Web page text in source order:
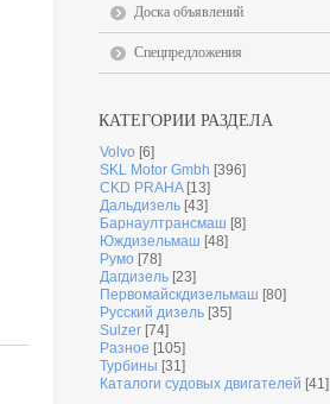
Доска объявлений
Спецпредложения
КАТЕГОРИИ РАЗДЕЛА
Volvo [6]
SKL Motor Gmbh [396]
CKD PRAHA [13]
Дальдизель [43]
Барнаултрансмаш [8]
Юждизельмаш [48]
Румо [78]
Дагдизель [23]
Первомайскдизельмаш [80]
Русский дизель [35]
Sulzer [74]
Разное [105]
Турбины [31]
Каталоги судовых двигателей [41]